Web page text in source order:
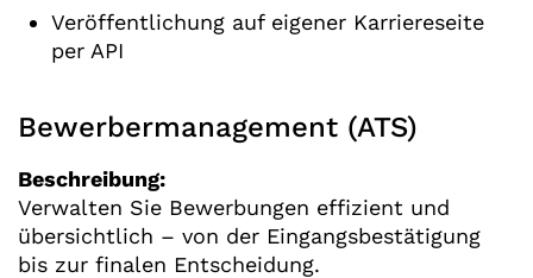
Veröffentlichung auf eigener Karriereseite
per API
Bewerbermanagement (ATS)
Beschreibung:
Verwalten Sie Bewerbungen effizient und
übersichtlich – von der Eingangsbestätigung
bis zur finalen Entscheidung.